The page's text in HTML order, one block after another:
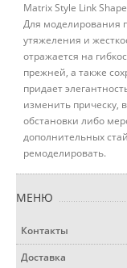
Matrix Style Link
Для моделирования
утяжеления и
отражается на
прежней, а также
придает
изменить прическу,
обстановки либо
дополнительных
ремоделировать.
МЕНЮ
Контакты
Доставка